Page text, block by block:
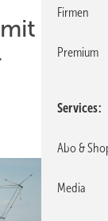
Firmen
Premium
Services
Abo &
Media